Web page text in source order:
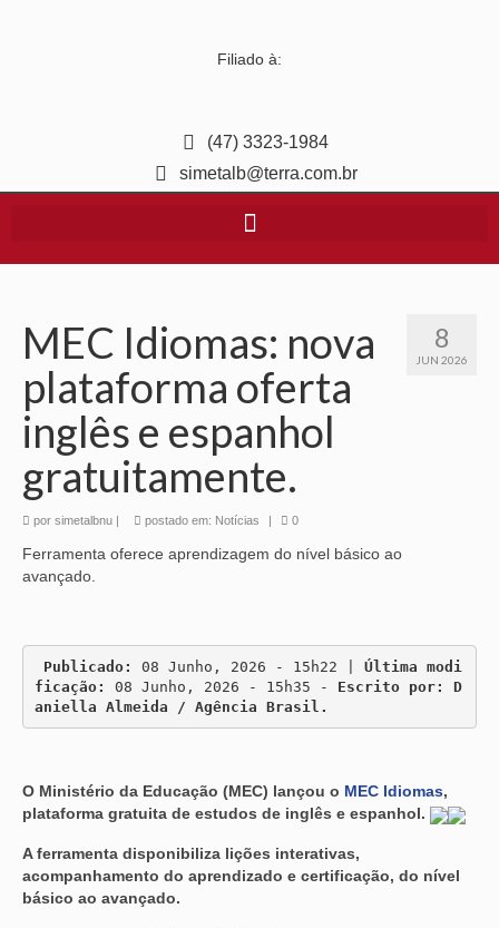
Filiado à:
(47) 3323-1984
simetalb@terra.com.br
8
JUN 2026
MEC Idiomas: nova
plataforma oferta
inglês e espanhol
gratuitamente.
por simetalbnu postado em: Notícias 0
Ferramenta oferece aprendizagem do nível básico ao
avançado.
Publicado: 08 Junho, 2026 - 15h22 | Última modi
ficação:
08 Junho, 2026 - 15h35 - Escrito por: D
aniella Almeida / Agência Brasil.
O Ministério da Educação (MEC) lançou o MEC Idiomas,
plataforma gratuita de estudos de inglês e espanhol.
A ferramenta disponibiliza lições interativas,
acompanhamento do aprendizado e certificação, do nível
básico ao avançado.